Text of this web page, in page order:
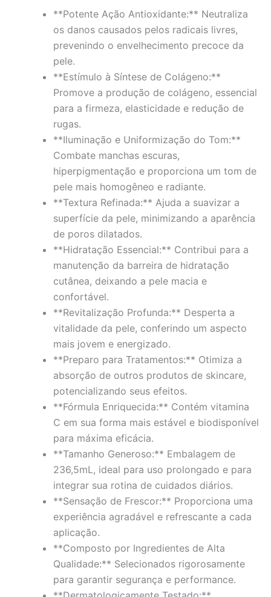
**Potente Ação Antioxidante:** Neutraliza
os danos causados pelos radicais livres,
prevenindo o envelhecimento precoce da
pele.
**Estímulo à Síntese de Colágeno:**
Promove a produção de colágeno, essencial
para a firmeza, elasticidade e redução de
rugas.
**Iluminação e Uniformização do Tom:**
Combate manchas escuras,
hiperpigmentação e proporciona um tom de
pele mais homogêneo e radiante.
**Textura Refinada:** Ajuda a suavizar a
superfície da pele, minimizando a aparência
de poros dilatados.
**Hidratação Essencial:** Contribui para a
manutenção da barreira de hidratação
cutânea, deixando a pele macia e
confortável.
**Revitalização Profunda:** Desperta a
vitalidade da pele, conferindo um aspecto
mais jovem e energizado.
**Preparo para Tratamentos:** Otimiza a
absorção de outros produtos de skincare,
potencializando seus efeitos.
**Fórmula Enriquecida:** Contém vitamina
C em sua forma mais estável e biodisponível
para máxima eficácia.
**Tamanho Generoso:** Embalagem de
236,5mL, ideal para uso prolongado e para
integrar sua rotina de cuidados diários.
**Sensação de Frescor:** Proporciona uma
experiência agradável e refrescante a cada
aplicação.
**Composto por Ingredientes de Alta
Qualidade:** Selecionados rigorosamente
para garantir segurança e performance.